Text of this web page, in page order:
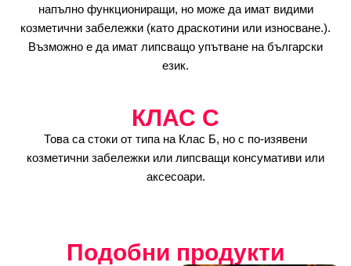
напълно функциониращи, но може да имат видими
козметични забележки (като драскотини или износване.).
Възможно е да имат липсващо упътване на български
език.
КЛАС C
Това са стоки от типа на Клас Б, но с по-изявени
козметични забележки или липсващи консумативи или
аксесоари.
Подобни продукти